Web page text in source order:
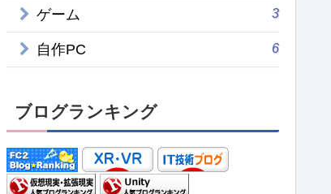
ゲーム 3
自作PC 6
ブログランキング